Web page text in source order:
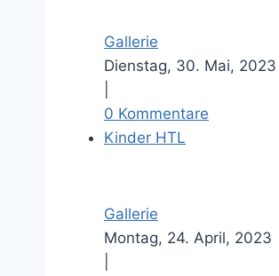
e
r
e
s
B
d
Gallerie
Dienstag, 30. Mai, 2023
0 Kommentare
Kinder HTL
Gallerie
Montag, 24. April, 2023